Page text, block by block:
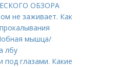
ОБЗОРА
не заживает. Как
мышца/
лбу
глазами. Какие